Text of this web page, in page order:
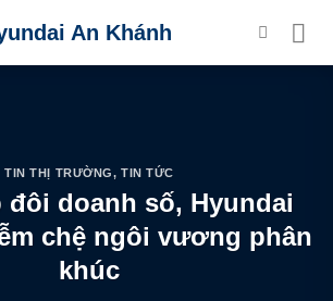
An Khánh
TIN THỊ TRƯỜNG,TIN TỨC
đôi doanh số, Hyundai
chệ ngôi vương phân
khúc